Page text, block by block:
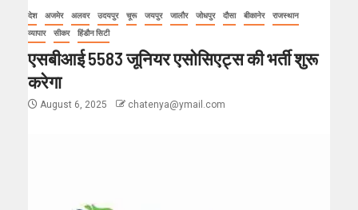
देश अजमेर अलवर उदयपुर चूरू जयपुर जालौर जोधपुर दौसा बीकानेर
राजस्थान
व्यापार
सीकर हिंडौन सिटी
एसबीआई 5583 जूनियर एसोसिएट्स की भर्ती शुरू
करेगा
August 6, 2025 chatenya@ymail.com